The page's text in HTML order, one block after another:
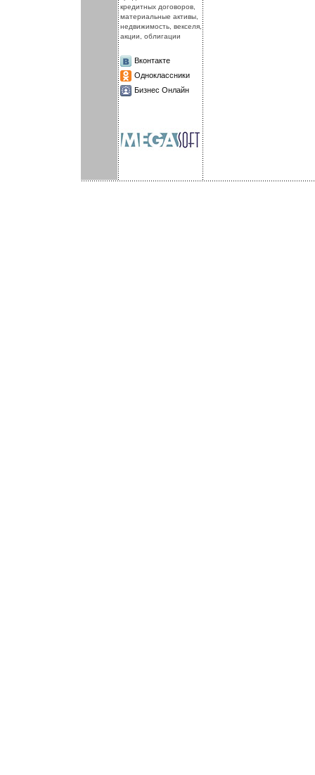
кредитных договоров,
материальные активы,
недвижимость, векселя,
акции, облигации
Вконтакте
Одноклассники
Бизнес Онлайн